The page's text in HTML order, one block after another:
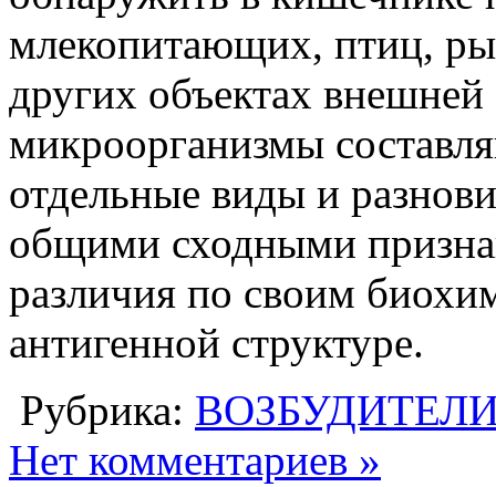
млекопитающих, птиц,
других объектах
микроорганизмы
отдельные виды и
общими сходными
различия по своим
антигенной структуре.
Рубрика:
Нет комментариев »